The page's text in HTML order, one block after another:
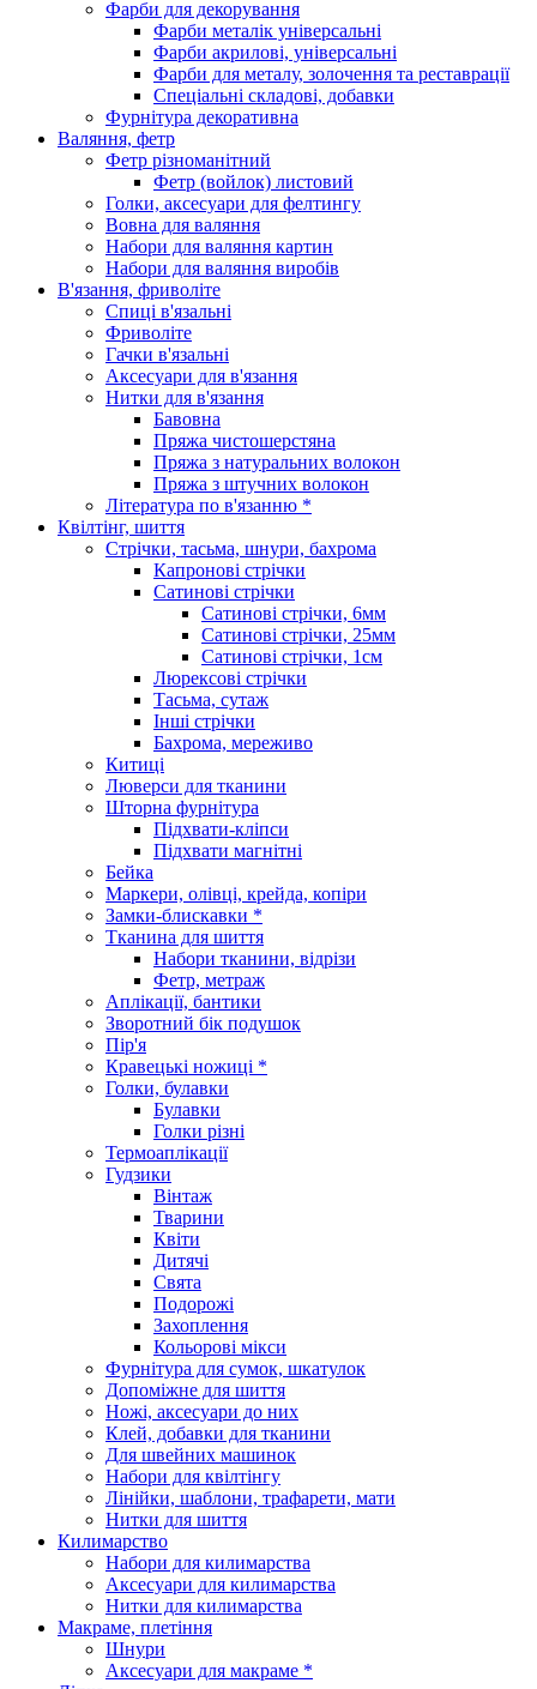
Фарби для декорування
Фарби металік універсальні
Фарби акрилові, універсальні
Фарби для металу, золочення та реставрації
Спеціальні складові, добавки
Фурнітура декоративна
Валяння, фетр
Фетр різноманітний
Фетр (войлок) листовий
Голки, аксесуари для фелтингу
Вовна для валяння
Набори для валяння картин
Набори для валяння виробів
В'язання, фриволіте
Спиці в'язальні
Фриволіте
Гачки в'язальні
Аксесуари для в'язання
Нитки для в'язання
Бавовна
Пряжа чистошерстяна
Пряжа з натуральних волокон
Пряжа з штучних волокон
Література по в'язанню *
Квілтінг, шиття
Стрічки, тасьма, шнури, бахрома
Капронові стрічки
Сатинові стрічки
Сатинові стрічки, 6мм
Сатинові стрічки, 25мм
Сатинові стрічки, 1см
Люрексові стрічки
Тасьма, сутаж
Інші стрічки
Бахрома, мереживо
Китиці
Люверси для тканини
Шторна фурнітура
Підхвати-кліпси
Підхвати магнітні
Бейка
Маркери, олівці, крейда, копіри
Замки-блискавки *
Тканина для шиття
Набори тканини, відрізи
Фетр, метраж
Аплікації, бантики
Зворотний бік подушок
Пір'я
Кравецькі ножиці *
Голки, булавки
Булавки
Голки різні
Термоаплікації
Гудзики
Вінтаж
Тварини
Квіти
Дитячі
Свята
Подорожі
Захоплення
Кольорові мікси
Фурнітура для сумок, шкатулок
Допоміжне для шиття
Ножі, аксесуари до них
Клей, добавки для тканини
Для швейних машинок
Набори для квілтінгу
Лінійки, шаблони, трафарети, мати
Нитки для шиття
Килимарство
Набори для килимарства
Аксесуари для килимарства
Нитки для килимарства
Макраме, плетіння
Шнури
Аксесуари для макраме *